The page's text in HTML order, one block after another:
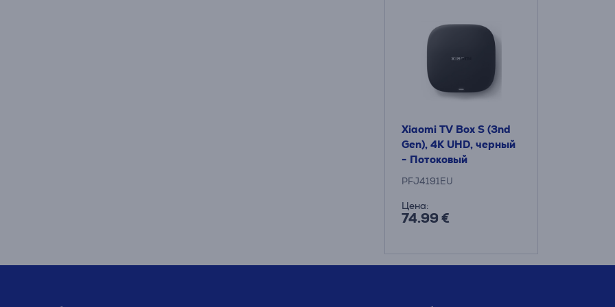
Xiaomi TV Box S (3nd
Gen), 4K UHD, черный
- Потоковый
медиаплеер
PFJ4191EU
Цена:
74.99 €